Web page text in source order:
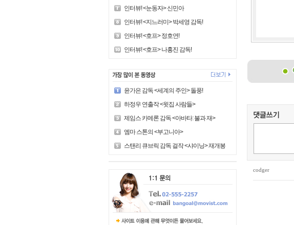
인터뷰! <눈동자> 신민아
인터뷰! <지느러미> 박세영 감독!
인터뷰! <호프> 정호연!
인터뷰! <호프> 나홍진 감독!
윤가은 감독 <세계의 주인> 돌풍!
하정우 연출작 <윗집 사람들>
제임스 카메론 감독 <아바타: 불과 재>
엠마 스톤의 <부고니아>
스탠리 큐브릭 감독 걸작 <샤이닝> 재개봉!
codger